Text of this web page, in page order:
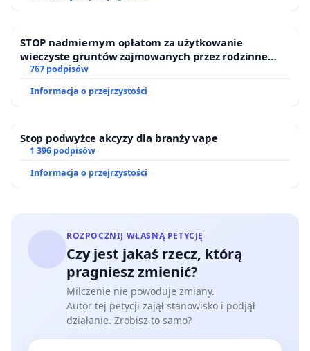
STOP nadmiernym opłatom za użytkowanie
wieczyste gruntów zajmowanych przez rodzinne
ogrody działkowe.
767 podpisów
Informacja o przejrzystości
Stop podwyżce akcyzy dla branży vape
1 396 podpisów
Informacja o przejrzystości
ROZPOCZNIJ WŁASNĄ PETYCJĘ
Czy jest jakaś rzecz, którą
pragniesz zmienić?
Milczenie nie powoduje zmiany.
Autor tej petycji zajął stanowisko i podjął
działanie. Zrobisz to samo?